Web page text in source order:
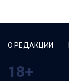
О РЕДАКЦИИ
18+